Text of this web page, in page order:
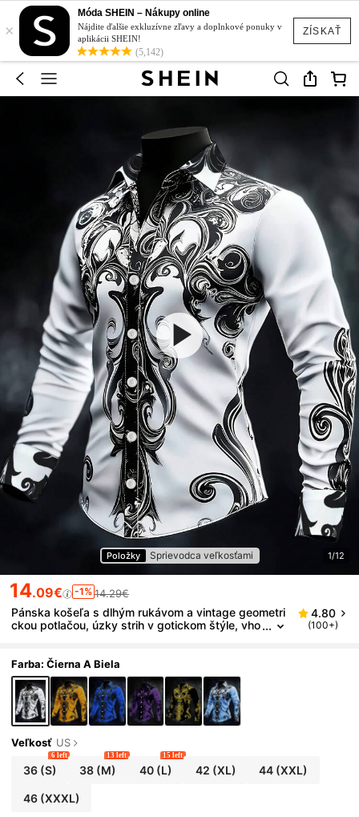
ZÍSKAŤ
×
Móda SHEIN – Nákupy online
Nájdite ďalšie exkluzívne zľavy a doplnkové ponuky v
aplikácii SHEIN!
(5,142)
Položky Sprievodca veľkosťami 1/12
14.09€ -1% 14.29€
Pánska košeľa s dlhým rukávom a vintage geometri
ckou potlačou, úzky strih v gotickom štýle, vho
4.80
(100+)
Farba: Čierna A Biela
Veľkosť US
36(S)
6 left
38 (M)
13 left
40(L)
15 left
42 (XL) 44 (XXL)
46(XXXL)